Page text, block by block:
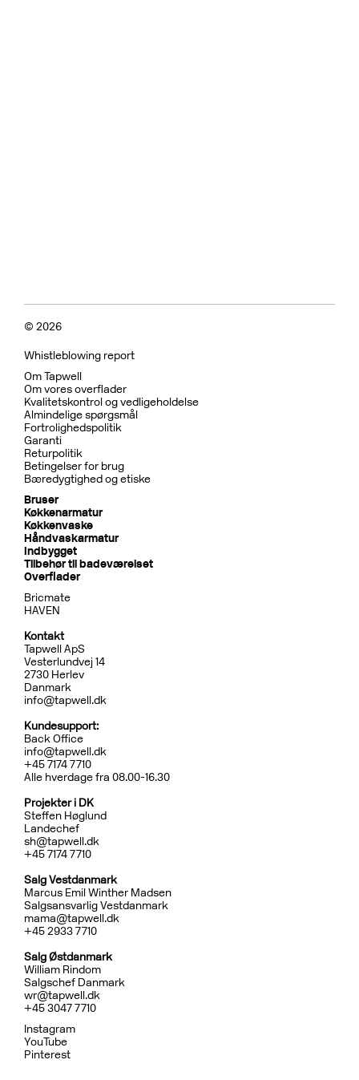
© 2026
Whistleblowing report
Om Tapwell
Om vores overflader
Kvalitetskontrol og vedligeholdelse
Almindelige spørgsmål
Fortrolighedspolitik
Garanti
Returpolitik
Betingelser for brug
Bæredygtighed og etiske
Bruser
Køkkenarmatur
Køkkenvaske
Håndvaskarmatur
Indbygget
Tilbehør til badeværelset
Overflader
Bricmate
HAVEN
Kontakt
Tapwell ApS
Vesterlundvej 14
2730 Herlev
Danmark
info@tapwell.dk
Kundesupport:
Back Office
info@tapwell.dk
+45 7174 7710
Alle hverdage fra 08.00-16.30
Projekter i DK
Steffen Høglund
Landechef
sh@tapwell.dk
+45 7174 7710
Salg Vestdanmark
Marcus Emil Winther Madsen
Salgsansvarlig Vestdanmark
mama@tapwell.dk
+45 2933 7710
SalgØstdanmark
William Rindom
Salgschef Danmark
wr@tapwell.dk
+45 3047 7710
Instagram
YouTube
Pinterest